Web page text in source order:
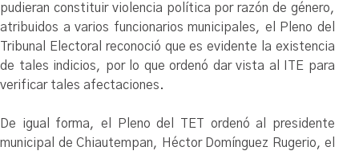
pudieran constituir violencia política por razón de género,
atribuidos a varios funcionarios municipales, el Pleno del
Tribunal Electoral reconoció que es evidente la existencia
de tales indicios, por lo que ordenó dar vista al ITE para
verificar tales afectaciones.
De igual forma, el Pleno del TET ordenó al presidente
municipal de Chiautempan, Héctor Domínguez Rugerio, el